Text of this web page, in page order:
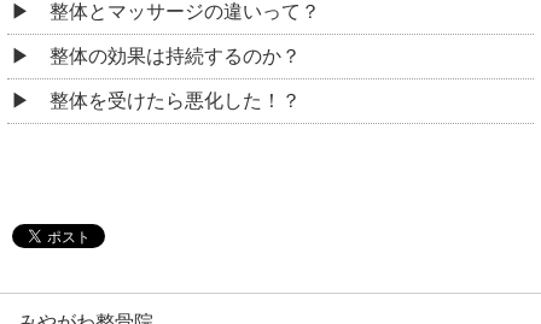
整体とマッサージの違いって？
整体の効果は持続するのか？
整体を受けたら悪化した！？